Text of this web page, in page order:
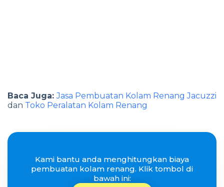
Baca Juga:Jasa Pembuatan Kolam Renang Jacuzzi
dan Toko Peralatan Kolam Renang
Kami bantu anda menghitungkan biaya
pembuatan kolam renang. Klik tombol di
bawah ini: